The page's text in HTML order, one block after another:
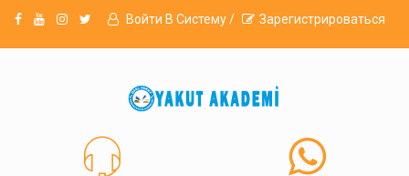
Войти В Систему / Зарегистрироваться